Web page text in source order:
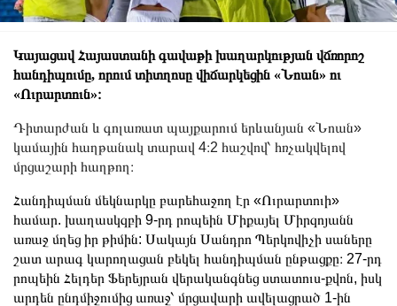
Կայացավ Հայաստանի գավաթի խաղարկության վճռորոշ
հանդիպումը, որում տիտղոսը վիճարկեցին «Նոան» ու
«Ուրարտուն»։
Դիտարժան և գոլառատ պայքարում երևանյան «Նոան»
կամային հաղթանակ տարավ 4։2 հաշվով՝ հռչակվելով
մրցաշարի հաղթող։
​Հանդիպման մեկնարկը բարեհաջող էր «Ուրարտուի»
համար. խաղասկզբի 9-րդ րոպեին Միքայել Միրզոյանն
առաջ մղեց իր թիմին: Սակայն Սանդրո Պերկովիչի սաները
շատ արագ կարողացան բեկել հանդիպման ընթացքը։ 27-րդ
րոպեին Հելդեր Ֆերեյրան վերականգնեց ստատուս-քվոն, իսկ
արդեն ընդմիջումից առաջ՝ մրցավարի ավելացրած 1-ին